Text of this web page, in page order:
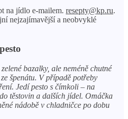
na jídlo e-mailem. resepty@kp.ru.
nejzajímavější a neobvyklé
bazalky, ale neméně chutné
špenátu. V případě potřeby
Jedí pesto s čímkoli – na
těstovin a dalších jídel. Omáčka
nádobě v chladničce po dobu